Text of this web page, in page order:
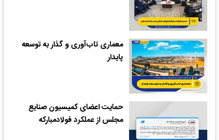
معماری تاب‌آوری و گذار به توسعه
پایدار
حمایت اعضای کمیسیون صنایع
مجلس از عملکرد فولادمبارکه